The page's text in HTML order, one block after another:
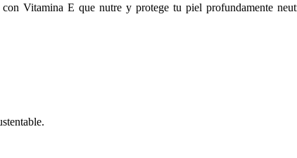
Vitamina E que nutre y protege tu piel profundamente